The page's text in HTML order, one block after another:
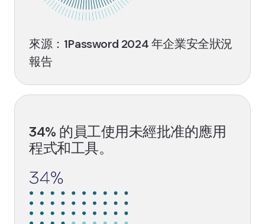
來源：1Password 2024 年企業安全狀況
報告
34% 的員工使用未經批准的應用
程式和工具。